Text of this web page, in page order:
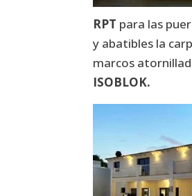
RPT para las
y abatibles la
marcos
ISOBLOK.